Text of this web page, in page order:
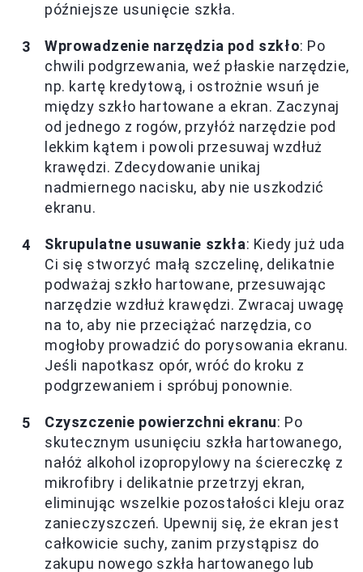
późniejsze usunięcie szkła.
Wprowadzenie narzędzia pod szkło: Po
chwili podgrzewania, weź płaskie narzędzie,
np. kartę kredytową, i ostrożnie wsuń je
między szkło hartowane a ekran. Zaczynaj
od jednego z rogów, przyłóż narzędzie pod
lekkim kątem i powoli przesuwaj wzdłuż
krawędzi. Zdecydowanie unikaj
nadmiernego nacisku, aby nie uszkodzić
ekranu.
Skrupulatne usuwanie szkła: Kiedy już uda
Ci się stworzyć małą szczelinę, delikatnie
podważaj szkło hartowane, przesuwając
narzędzie wzdłuż krawędzi. Zwracaj uwagę
na to, aby nie przeciążać narzędzia, co
mogłoby prowadzić do porysowania ekranu.
Jeśli napotkasz opór, wróć do kroku z
podgrzewaniem i spróbuj ponownie.
Czyszczenie powierzchni ekranu: Po
skutecznym usunięciu szkła hartowanego,
nałóż alkohol izopropylowy na ściereczkę z
mikrofibry i delikatnie przetrzyj ekran,
eliminując wszelkie pozostałości kleju oraz
zanieczyszczeń. Upewnij się, że ekran jest
całkowicie suchy, zanim przystąpisz do
zakupu nowego szkła hartowanego lub